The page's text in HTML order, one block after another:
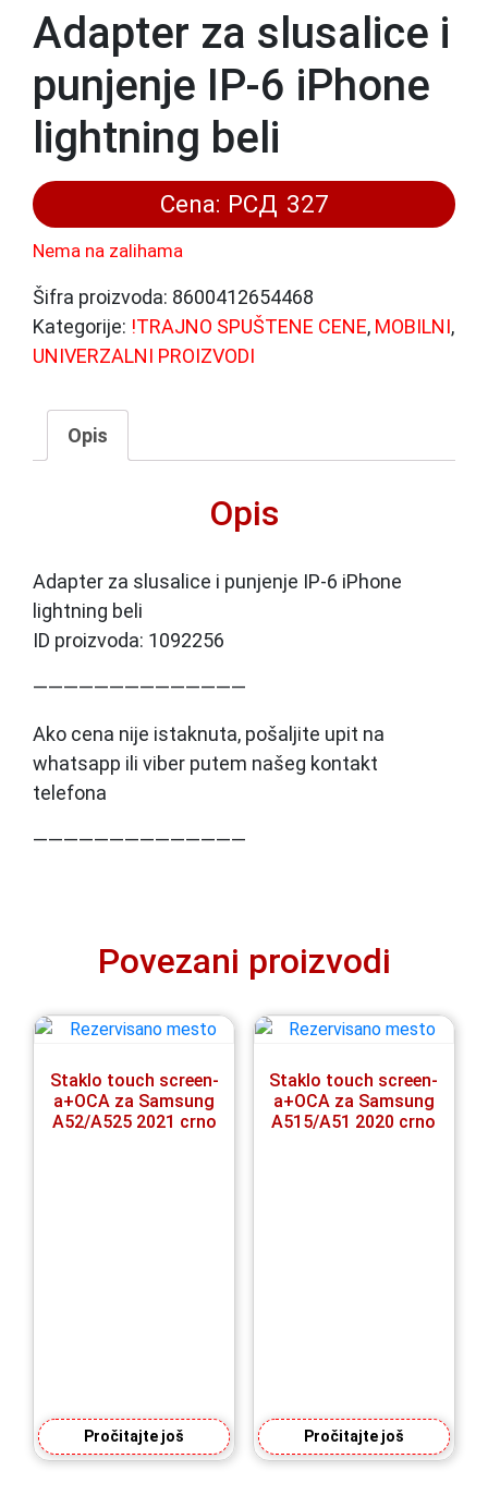
Adapter za slusalice i
punjenje IP-6 iPhone
lightning beli
Cena: РСД 327
Nema na zalihama
Šifra proizvoda: 8600412654468
Kategorije: !TRAJNO SPUŠTENE CENE, MOBILNI,
UNIVERZALNI PROIZVODI
Opis
Opis
Adapter za slusalice i punjenje IP-6 iPhone
lightning beli
ID proizvoda: 1092256
——————————————
Ako cena nije istaknuta, pošaljite upit na
whatsapp ili viber putem našeg kontakt
telefona
——————————————
Povezani proizvodi
Staklo touch screen-
a+OCA za Samsung
A52/A525 2021 crno
Pročitajte još
Staklo touch screen-
a+OCA za Samsung
A515/A51 2020 crno
Pročitajte još